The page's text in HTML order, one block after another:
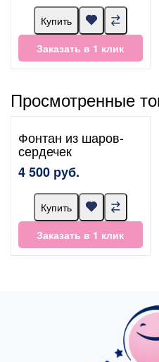
Купить
Заказать в 1 клик
Просмотренные
Фонтан из шаров-
сердечек
4 500 руб.
Купить
Заказать в 1 клик